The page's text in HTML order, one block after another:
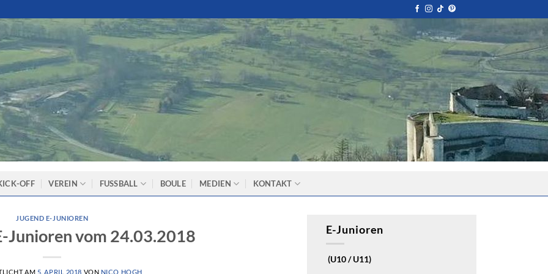
OFF VEREIN FUSSBALL BOULE MEDIEN KONTAKT
JUGEND E-JUNIOREN
Junioren vom 24.03.2018
AM 5. APRIL 2018 VON NICO HOGH
E-Junioren
(U10 / U11)